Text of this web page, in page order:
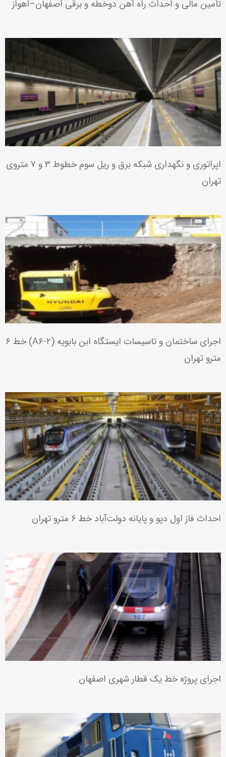
تامین و ساخت توربوکمپرسورهای فازهای ۲۴-۲۲ پارس جنوبی
تأمین ۱۰۰ واحد توربوکمپرسور برای خطوط انتقال گاز سراسری
پروژه حفاری چاه سپهر
پروژه توسعه فاز یک پارس جنوبی – بخش یوتیلیتی
پروژه پکیج C توسعه پالایشگاه اصفهان